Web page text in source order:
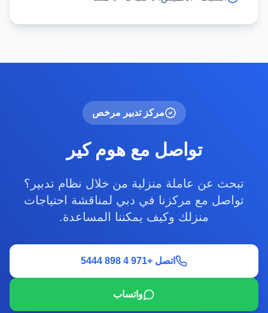
مركز تدبير مرخص
تواصل مع هوم كير
تبحث عن عاملة منزلية من خلال نظام تدبير؟
تواصل مع مركزنا في دبي لمناقشة احتياجات
منزلك وكيف يمكننا المساعدة.
اتصل +971 4 898 5444
واتساب